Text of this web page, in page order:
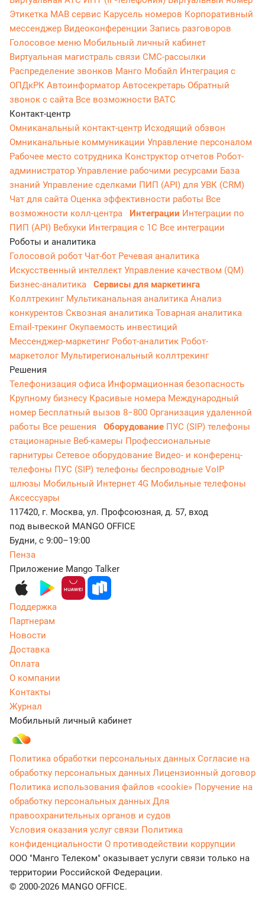
Этикетка МАВ сервис Карусель номеров Корпоративный
мессенджер Видеоконференции Запись разговоров
Голосовое меню Мобильный личный кабинет
Виртуальная магистраль связи СМС-рассылки
Распределение звонков Манго Мобайл Интеграция с
ОПДкРК Автоинформатор Автосекретарь Обратный
звонок с сайта Все возможности ВАТС
Контакт-центр
Омниканальный контакт-центр Исходящий обзвон
Омниканальные коммуникации Управление персоналом
Рабочее место сотрудника Конструктор отчетов Робот-
администратор Управление рабочими ресурсами База
знаний Управление сделками ПИП (API) для УВК (CRM)
Чат для сайта Оценка эффективности работы Все
возможности колл-центра
Интеграции Интеграции по
ПИП (API) Вебхуки Интеграция с 1С Все интеграции
Роботы и аналитика
Голосовой робот Чат-бот Речевая аналитика
Искусственный интеллект Управление качеством (QM)
Бизнес-аналитика
Сервисы для маркетинга
Коллтрекинг Мультиканальная аналитика Анализ
конкурентов Сквозная аналитика Товарная аналитика
Email-трекингОкупаемость инвестиций
Мессенджер‑маркетинг Робот-аналитик Робот-
маркетолог Мультирегиональный коллтрекинг
Решения
Телефонизация офиса Информационная безопасность
Крупному бизнесу Красивые номера Международный
номер Бесплатный вызов 8−800 Организация удаленной
работы Все решения Оборудование ПУС (SIP) телефоны
стационарные Веб-камеры Профессиональные
гарнитуры Сетевое оборудование Видео- и конференц-
телефоны ПУС (SIP) телефоны беспроводные VoIP
шлюзы Мобильный Интернет 4G Мобильные телефоны
Аксессуары
117420, г. Москва, ул. Профсоюзная, д. 57, вход
под вывеской MANGO OFFICE
Будни, с 9:00–19:00
Пенза
Приложение Mango Talker
Поддержка
Партнерам
Новости
Доставка
Оплата
О компании
Контакты
Журнал
Мобильный личный кабинет
Политика обработки персональных данных Согласие на
обработку персональных данных Лицензионный договор
Политика использования файлов «cookie» Поручение на
обработку персональных данных Для
правоохранительных органов и судов
Условия оказания услуг связи Политика
конфиденциальности О противодействии коррупции
ООО "Манго Телеком" оказывает услуги связи только на
территории Российской Федерации.
© 2000-2026 MANGO OFFICE.